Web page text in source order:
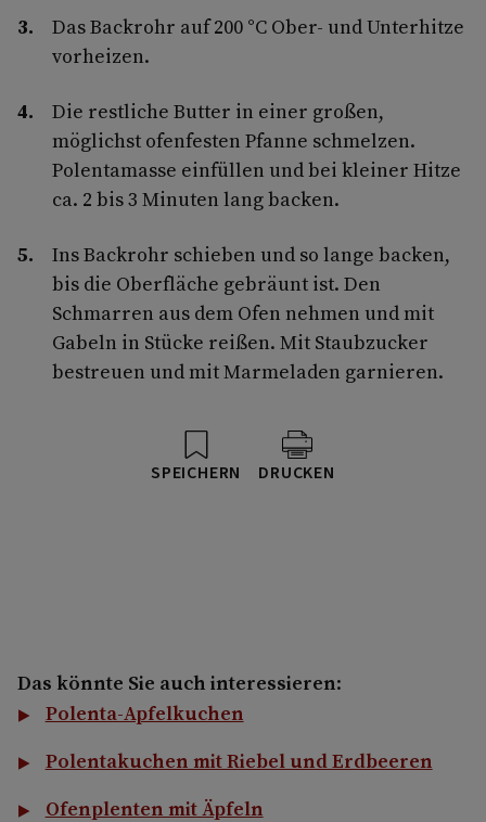
Das Backrohr auf 200 °C Ober- und Unterhitze
vorheizen.
Die restliche Butter in einer großen,
möglichst ofenfesten Pfanne schmelzen.
Polentamasse einfüllen und bei kleiner Hitze
ca. 2 bis 3 Minuten lang backen.
Ins Backrohr schieben und so lange backen,
bis die Oberfläche gebräunt ist. Den
Schmarren aus dem Ofen nehmen und mit
Gabeln in Stücke reißen. Mit Staubzucker
bestreuen und mit Marmeladen garnieren.
SPEICHERN DRUCKEN
Das könnte Sie auch interessieren:
Polenta-Apfelkuchen
Polentakuchen mit Riebel und Erdbeeren
Ofenplenten mit Äpfeln